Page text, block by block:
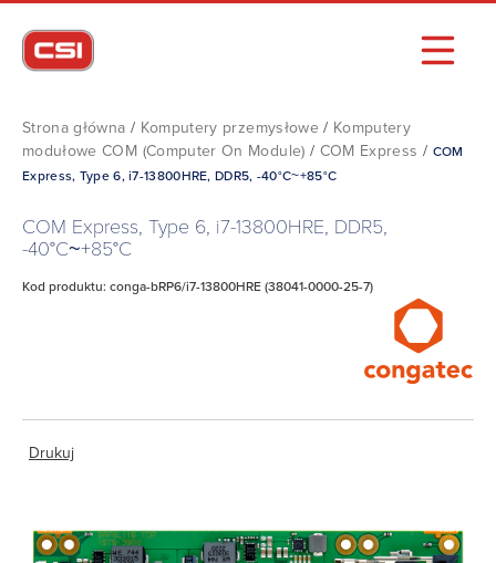
Strona główna / Komputery przemysłowe / Komputery
modułowe COM (Computer On Module) / COM Express / COM
Express, Type 6, i7-13800HRE, DDR5, -40°C~+85°C
COM Express, Type 6, i7-13800HRE, DDR5,
-40°C~+85°C
Kod produktu: conga-bRP6/i7-13800HRE (38041-0000-25-7)
Drukuj